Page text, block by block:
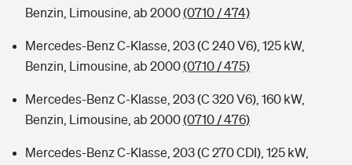
Benzin, Limousine, ab 2000(0710 / 474)
Mercedes-Benz C-Klasse, 203 (C 240 V6), 125 kW,
Benzin, Limousine, ab 2000(0710 / 475)
Mercedes-Benz C-Klasse, 203 (C 320 V6), 160 kW,
Benzin, Limousine, ab 2000(0710 / 476)
Mercedes-Benz C-Klasse, 203 (C 270 CDI), 125 kW,